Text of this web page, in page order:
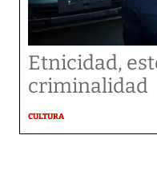
Etnicidad,
criminalidad
CULTURA